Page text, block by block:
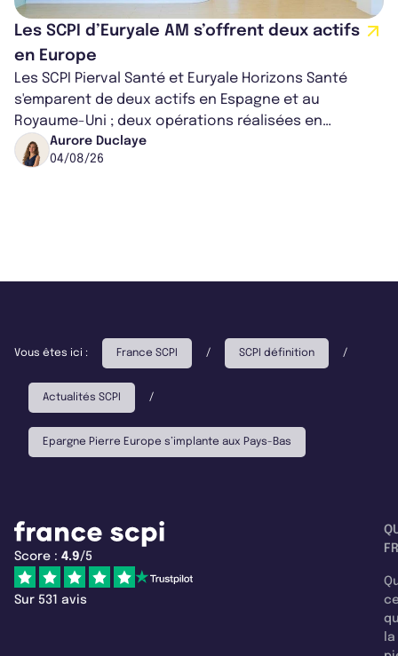
Les SCPI d’Euryale AM s’offrent deux actifs
en Europe
Les SCPI Pierval Santé et Euryale Horizons Santé
s'emparent de deux actifs en Espagne et au
Royaume-Uni ; deux opérations réalisées en
partenariat. Ces co-acquisitions permettent a...
Aurore Duclaye
04/08/26
Vous êtes ici : France SCPI / SCPI définition /
Actualités SCPI /
Epargne Pierre Europe s’implante aux Pays-Bas
Score : 4.9/5
Sur 531 avis
la